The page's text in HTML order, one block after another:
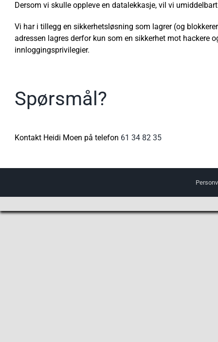
Dersom vi skulle oppleve en datalekkasje, vil vi
Vi har i tillegg en sikkerhetsløsning som lagrer (og
adressen lagres derfor kun som en sikkerhet mot hackere
innloggingsprivilegier.
Spørsmål?
Kontakt Heidi Moen på telefon 61 34 82 35